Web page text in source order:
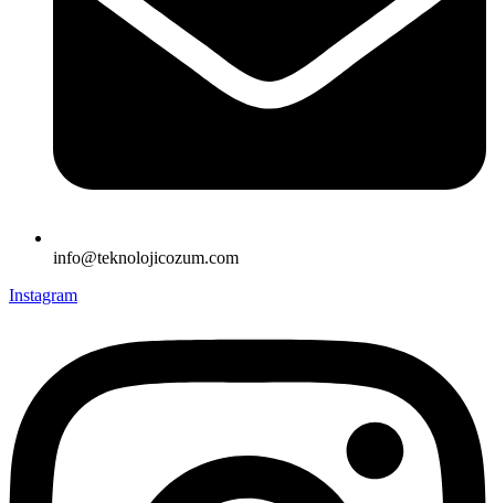
info@teknolojicozum.com
Instagram